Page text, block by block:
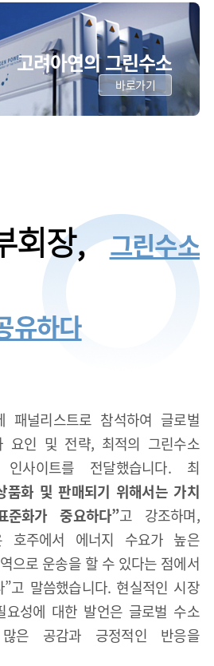
고려아연의 그린수소
바로가기
회장,그린수소
유하다
패널리스트로 참석하여 글로벌
요인 및 전략, 최적의 그린수소
사이트를 전달했습니다. 최
품화 및 판매되기 위해서는 가치
화가 중요하다”고 강조하며,
호주에서 에너지 수요가 높은
으로 운송을 할 수 있다는 점에서
고 말씀했습니다. 현실적인 시장
요성에 대한 발언은 글로벌 수소
은 공감과 긍정적인 반응을